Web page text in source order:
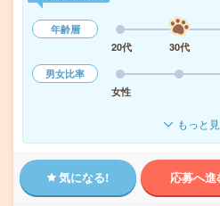
年齢層
20代
30代
男女比率
女性
もっと
気になる! 応募へ進